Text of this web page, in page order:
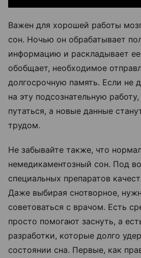
Важен для хорошей работы
сон. Ночью он обрабатывает
информацию и раскладывает
обобщает, необходимое
долгосрочную память. Если не
на эту подсознательную
путаться, а новые данные
трудом.
Не забывайте также, что
немедикаментозный сон. Под
специальных препаратов
Даже выбирая снотворное,
советоваться с врачом. Есть
просто помогают заснуть, а
разработки, которые долго
состоянии сна. Первые, как